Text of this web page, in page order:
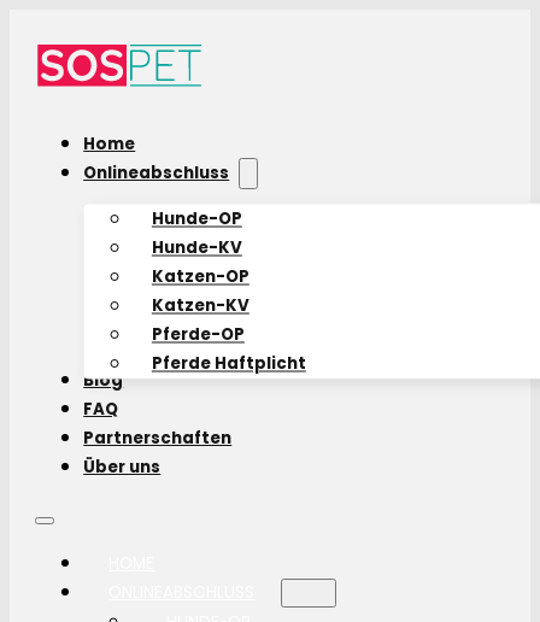
Home
Onlineabschluss
Hunde-OP
Hunde-KV
Katzen-OP
Katzen-KV
Pferde-OP
Pferde Haftplicht
Blog
FAQ
Partnerschaften
Über uns